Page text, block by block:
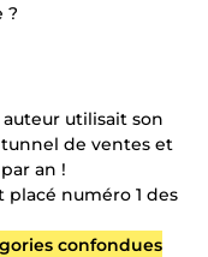
?
utilisait son
de ventes et
an !
numéro 1 des
confondues